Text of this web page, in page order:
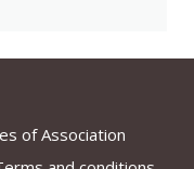
of Association